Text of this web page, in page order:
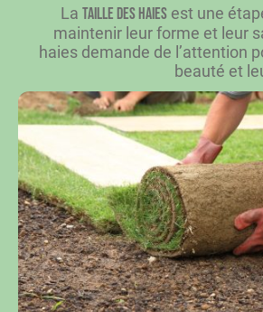
La taille des haies est une
maintenir leur forme et leur
haies demande de l’attention
beauté et